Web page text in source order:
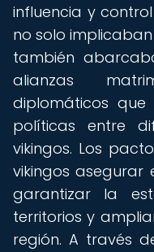
influencia y
no solo
también
alianzas
diplomáticos que
políticas entre
vikingos. Los
vikingos
garantizar la
territorios y
región. A través